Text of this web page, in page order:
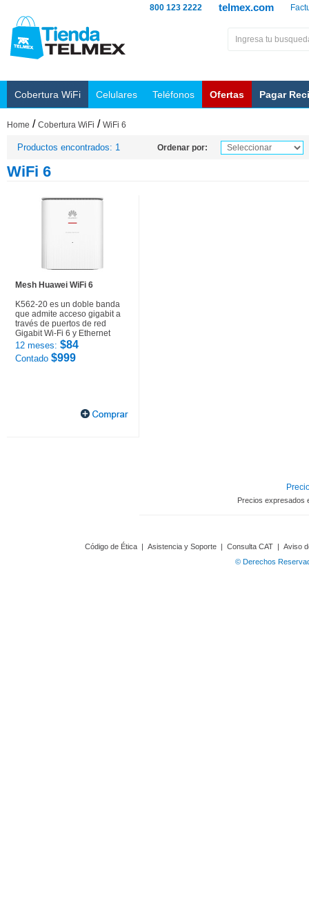
telmex.com
800 123 2222
Cobertura WiFi Celulares Teléfonos Ofertas Pagar
Home / Cobertura WiFi / WiFi 6
Productos encontrados: 1 Ordenar por:
WiFi 6
Mesh Huawei WiFi 6
K562-20 es un doble banda
que admite acceso gigabit a
través de puertos de red
Gigabit Wi-Fi 6 y Ethernet
12 meses: $84
Contado $999
Precios expresados
Código de Ética | Asistencia y Soporte | Consulta CAT | Aviso
© Derechos